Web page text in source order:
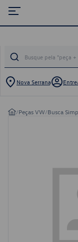
Nova Serrana
/Peças VW/Busca